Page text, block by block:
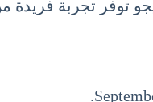
توفر تجربة فريدة